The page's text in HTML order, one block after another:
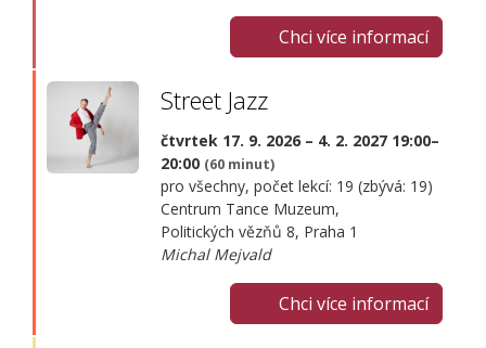
Chci více informací
Street Jazz
čtvrtek 17. 9. 2026 – 4. 2. 2027 19:00–
20:00 (60 minut)
pro všechny, počet lekcí: 19 (zbývá: 19)
Centrum Tance Muzeum,
Politických vězňů 8, Praha 1
Michal Mejvald
Chci více informací